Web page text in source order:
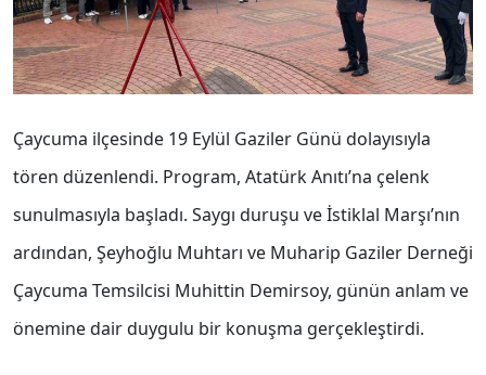
Çaycuma ilçesinde 19 Eylül Gaziler Günü dolayısıyla
tören düzenlendi. Program, Atatürk Anıtı’na çelenk
sunulmasıyla başladı. Saygı duruşu ve İstiklal Marşı’nın
ardından, Şeyhoğlu Muhtarı ve Muharip Gaziler Derneği
Çaycuma Temsilcisi Muhittin Demirsoy, günün anlam ve
önemine dair duygulu bir konuşma gerçekleştirdi.